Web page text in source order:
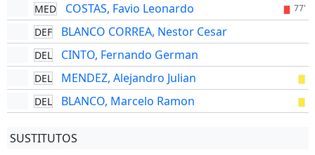
MED COSTAS, Favio Leonardo 77'
DEF BLANCO CORREA, Nestor Cesar
DEL CINTO, Fernando German
DEL MENDEZ, Alejandro Julian
DEL BLANCO, Marcelo Ramon
SUSTITUTOS